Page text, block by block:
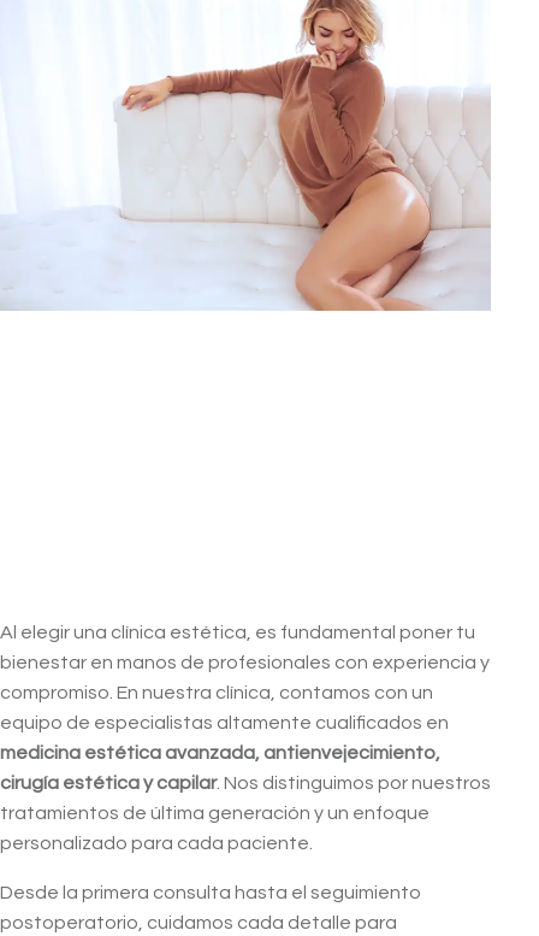
Al elegir una clínica estética, es fundamental poner tu
bienestar en manos de profesionales con experiencia y
compromiso. En nuestra clínica, contamos con un
equipo de especialistas altamente cualificados en
medicina estética avanzada, antienvejecimiento,
cirugía estética y capilar. Nos distinguimos por nuestros
tratamientos de última generación y un enfoque
personalizado para cada paciente.
Desde la primera consulta hasta el seguimiento
postoperatorio, cuidamos cada detalle para